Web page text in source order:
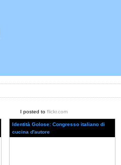
I posted to flickr.com
Identità Golose: Congresso italiano di
cucina d'autore